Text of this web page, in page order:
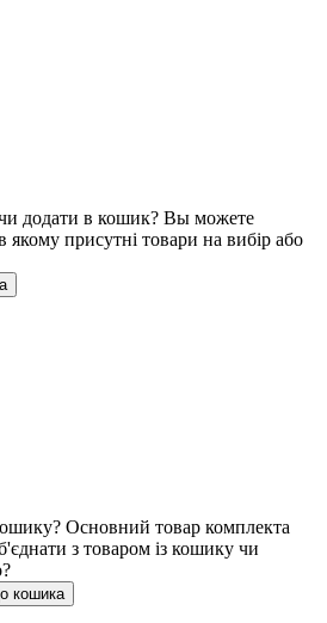
додати в кошик? Вы можете
присутні товари на вибір або
Основний товар комплекта
з товаром із кошику чи
кошика